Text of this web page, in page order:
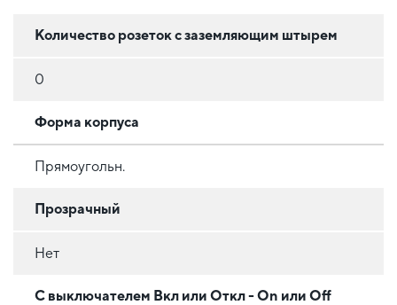
Количество розеток с заземляющим штырем
0
Форма корпуса
Прямоугольн.
Прозрачный
Нет
С выключателем Вкл или Откл - On или Off